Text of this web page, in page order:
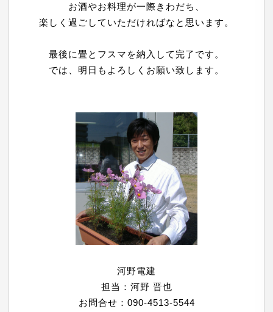
お酒やお料理が一際きわだち、
楽しく過ごしていただければなと思います。
最後に畳とフスマを納入して完了です。
では、明日もよろしくお願い致します。
河野電建
担当：河野 晋也
お問合せ：090-4513-5544